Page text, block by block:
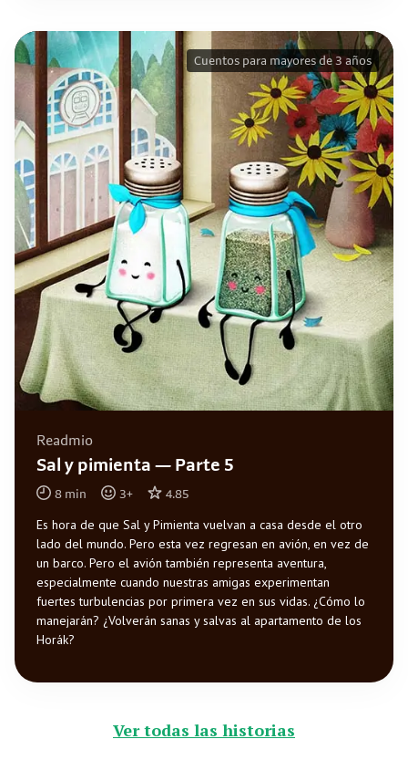
Readmio
Sal y pimienta — Parte 5
8 min 3+ 4.85
Es hora de que Sal y Pimienta vuelvan a casa desde el otro
lado del mundo. Pero esta vez regresan en avión, en vez de
un barco. Pero el avión también representa aventura,
especialmente cuando nuestras amigas experimentan
fuertes turbulencias por primera vez en sus vidas. ¿Cómo lo
manejarán? ¿Volverán sanas y salvas al apartamento de los
Horák?
Cuentos para mayores de 3 años
Ver todas las historias